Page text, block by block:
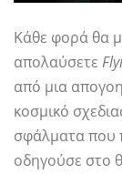
Κάθε φορά θα
απολαύσετε
από μια
κοσμικό
σφάλματα που
οδηγούσε στο